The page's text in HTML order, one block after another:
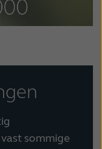
sommige